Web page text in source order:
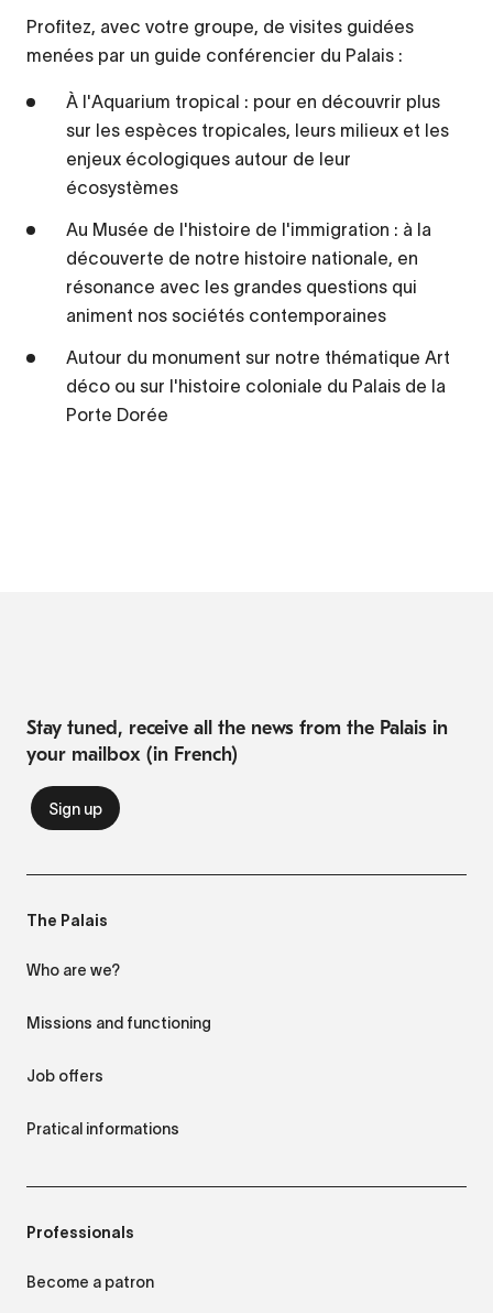
Profitez, avec votre groupe, de visites guidées
menées par un guide conférencier du Palais :
À l'Aquarium tropical : pour en découvrir plus
sur les espèces tropicales, leurs milieux et les
enjeux écologiques autour de leur
écosystèmes
Au Musée de l'histoire de l'immigration : à la
découverte de notre histoire nationale, en
résonance avec les grandes questions qui
animent nos sociétés contemporaines
Autour du monument sur notre thématique Art
déco ou sur l'histoire coloniale du Palais de la
Porte Dorée
Stay tuned, receive all the news from the Palais in
your mailbox (in French)
The Palais
Who are we?
Missions and functioning
Job offers
Pratical informations
Professionals
Become a patron